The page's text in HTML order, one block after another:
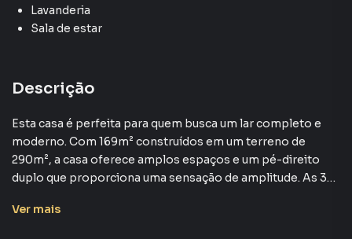
Lavanderia
Sala de estar
Descrição
Esta casa é perfeita para quem busca um lar completo e
moderno. Com 169m² construídos em um terreno de
290m², a casa oferece amplos espaços e um pé-direito
duplo que proporciona uma sensação de amplitude. As 3
conforto. A área gourmet, separada da cozinha, é ideal
Ver mais